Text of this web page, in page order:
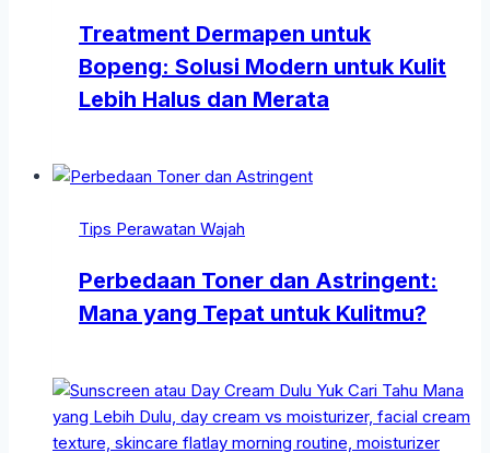
Treatment Dermapen untuk
Bopeng: Solusi Modern untuk Kulit
Lebih Halus dan Merata
Tips Perawatan Wajah
Perbedaan Toner dan Astringent:
Mana yang Tepat untuk Kulitmu?